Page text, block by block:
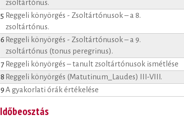
zsoltártónus.
5 Reggeli könyörgés - Zsoltártónusok – a 8.
zsoltártónus.
6 Reggeli könyörgés - Zsoltártónusok – a 9.
zsoltártónus (tonus peregrinus).
7 Reggeli könyörgés – tanult zsoltártónusok ismétlése
8 Reggeli könyörgés (Matutinum_Laudes) III-VIII.
9A gyakorlati órák értékelése
Időbeosztás